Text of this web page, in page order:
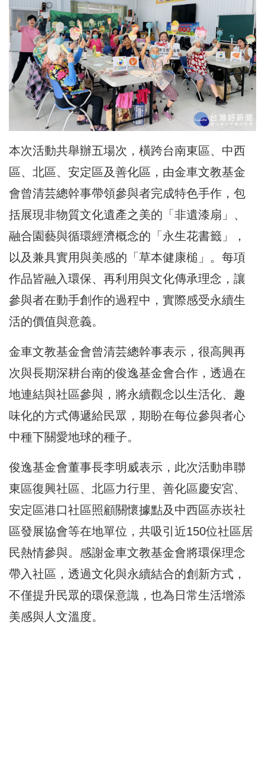
本次活動共舉辦五場次，橫跨台南東區、中西
區、北區、安定區及善化區，由金車文教基金
會曾清芸總幹事帶領參與者完成特色手作，包
括展現非物質文化遺產之美的「非遺漆扇」、
融合園藝與循環經濟概念的「永生花書籤」，
以及兼具實用與美感的「草本健康槌」。每項
作品皆融入環保、再利用與文化傳承理念，讓
參與者在動手創作的過程中，實際感受永續生
活的價值與意義。
金車文教基金會曾清芸總幹事表示，很高興再
次與長期深耕台南的俊逸基金會合作，透過在
地連結與社區參與，將永續觀念以生活化、趣
味化的方式傳遞給民眾，期盼在每位參與者心
中種下關愛地球的種子。
俊逸基金會董事長李明威表示，此次活動串聯
東區復興社區、北區力行里、善化區慶安宮、
安定區港口社區照顧關懷據點及中西區赤崁社
區發展協會等在地單位，共吸引近150位社區居
民熱情參與。感謝金車文教基金會將環保理念
帶入社區，透過文化與永續結合的創新方式，
不僅提升民眾的環保意識，也為日常生活增添
美感與人文溫度。